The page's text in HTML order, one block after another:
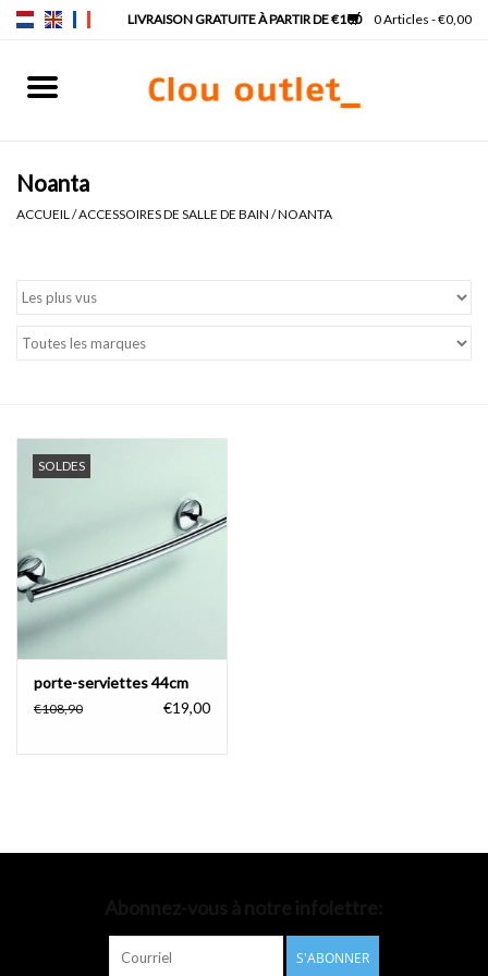
0 Articles - €0,00
Robinets & siphons
Meubles
Lampes pour miroir
Accessoires de salle de bain
Baignoires
Toilettes
Noanta
ACCUEIL /ACCESSOIRES DE SALLE DE BAIN /NOANTA
SOLDES
porte-serviettes 44cm
€108,90 €19,00
S'ABONNER